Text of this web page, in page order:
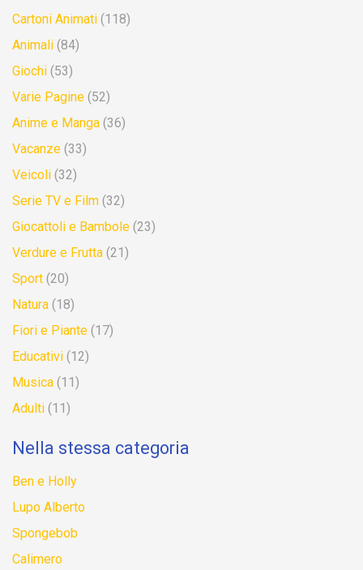
Cartoni Animati (118)
Animali (84)
Giochi (53)
Varie Pagine (52)
Anime e Manga (36)
Vacanze (33)
Veicoli (32)
Serie TV e Film (32)
Giocattoli e Bambole (23)
Verdure e Frutta (21)
Sport (20)
Natura (18)
Fiori e Piante (17)
Educativi (12)
Musica (11)
Adulti (11)
Nella stessa categoria
Ben e Holly
Lupo Alberto
Spongebob
Calimero